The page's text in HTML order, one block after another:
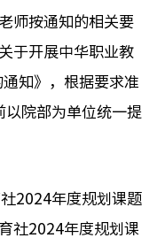
师按通知的相关要
关于开展中华职业教
知》
，根据要求准
以院部为单位统一提
2024年度规划课题
社2024年度规划课